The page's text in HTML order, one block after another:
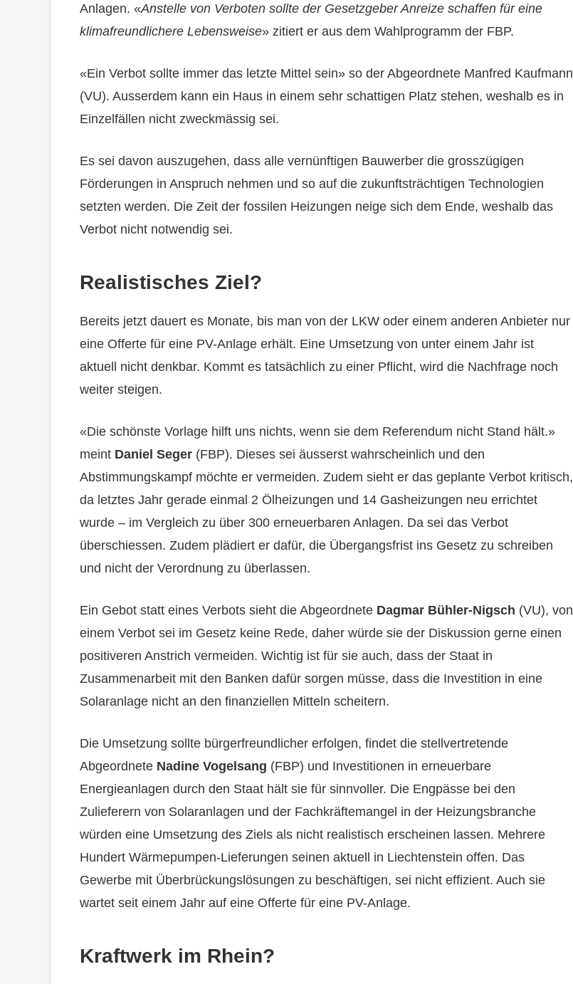
Anlagen. «Anstelle von Verboten sollte der Gesetzgeber Anreize schaffen für eine
klimafreundlichere Lebensweise» zitiert er aus dem Wahlprogramm der FBP.
«Ein Verbot sollte immer das letzte Mittel sein» so der Abgeordnete Manfred Kaufmann
(VU). Ausserdem kann ein Haus in einem sehr schattigen Platz stehen, weshalb es in
Einzelfällen nicht zweckmässig sei.
Es sei davon auszugehen, dass alle vernünftigen Bauwerber die grosszügigen
Förderungen in Anspruch nehmen und so auf die zukunftsträchtigen Technologien
setzten werden. Die Zeit der fossilen Heizungen neige sich dem Ende, weshalb das
Verbot nicht notwendig sei.
Realistisches Ziel?
Bereits jetzt dauert es Monate, bis man von der LKW oder einem anderen Anbieter nur
eine Offerte für eine PV-Anlage erhält. Eine Umsetzung von unter einem Jahr ist
aktuell nicht denkbar. Kommt es tatsächlich zu einer Pflicht, wird die Nachfrage noch
weiter steigen.
«Die schönste Vorlage hilft uns nichts, wenn sie dem Referendum nicht Stand hält.»
meint Daniel Seger (FBP). Dieses sei äusserst wahrscheinlich und den
Abstimmungskampf möchte er vermeiden. Zudem sieht er das geplante Verbot kritisch,
da letztes Jahr gerade einmal 2 Ölheizungen und 14 Gasheizungen neu errichtet
wurde – im Vergleich zu über 300 erneuerbaren Anlagen. Da sei das Verbot
überschiessen. Zudem plädiert er dafür, die Übergangsfrist ins Gesetz zu schreiben
und nicht der Verordnung zu überlassen.
Ein Gebot statt eines Verbots sieht die Abgeordnete Dagmar Bühler-Nigsch (VU), von
einem Verbot sei im Gesetz keine Rede, daher würde sie der Diskussion gerne einen
positiveren Anstrich vermeiden. Wichtig ist für sie auch, dass der Staat in
Zusammenarbeit mit den Banken dafür sorgen müsse, dass die Investition in eine
Solaranlage nicht an den finanziellen Mitteln scheitern.
Die Umsetzung sollte bürgerfreundlicher erfolgen, findet die stellvertretende
Abgeordnete Nadine Vogelsang (FBP) und Investitionen in erneuerbare
Energieanlagen durch den Staat hält sie für sinnvoller. Die Engpässe bei den
Zulieferern von Solaranlagen und der Fachkräftemangel in der Heizungsbranche
würden eine Umsetzung des Ziels als nicht realistisch erscheinen lassen. Mehrere
Hundert Wärmepumpen-Lieferungen seinen aktuell in Liechtenstein offen. Das
Gewerbe mit Überbrückungslösungen zu beschäftigen, sei nicht effizient. Auch sie
wartet seit einem Jahr auf eine Offerte für eine PV-Anlage.
Kraftwerk im Rhein?